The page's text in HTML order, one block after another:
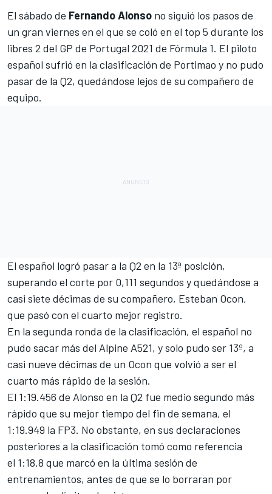
El sábado de FernandoAlonso no siguió los pasos de
un gran viernes en el que se coló en el top 5 durante los
libres 2 del GP de Portugal 2021 de Fórmula 1. El piloto
español sufrió en la clasificación de Portimao y no pudo
pasar de la Q2, quedándose lejos de su compañero de
equipo.
El español logró pasar a la Q2 en la 13ª posición,
superando el corte por 0,111 segundos y quedándose a
casi siete décimas de su compañero, Esteban Ocon,
que pasó con el cuarto mejor registro.
En la segunda ronda de la clasificación, el español no
pudo sacar más del Alpine A521, y solo pudo ser 13º, a
casi nueve décimas de un Ocon que volvió a ser el
cuarto más rápido de la sesión.
El 1:19.456 de Alonso en la Q2 fue medio segundo más
rápido que su mejor tiempo del fin de semana, el
1:19.949 la FP3. No obstante, en sus declaraciones
posteriores a la clasificación tomó como referencia
el 1:18.8 que marcó en la última sesión de
entrenamientos, antes de que se lo borraran por